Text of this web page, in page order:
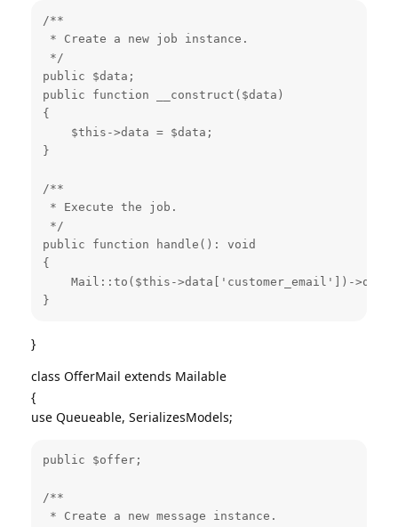
/**
* Create a new job instance.
*/
public $data;
public function __construct($data)
{
    $this->data = $data;
}
/**
* Execute the job.
*/
public function handle(): void
{
Mail::to($this->data['customer_email'])-
}
}
class OfferMail extends Mailable
{
use Queueable, SerializesModels;
public $offer;
/**
* Create a new message instance.